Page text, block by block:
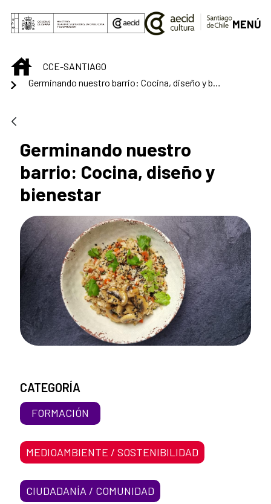
Saltar al contenido principal
MENÚ
INICIOCCE-SANTIAGO
Germinando nuestro
barrio: Cocina, diseño y
bienestar
CATEGORÍA
FORMACIÓN
MEDIOAMBIENTE / SOSTENIBILIDAD
CIUDADANÍA / COMUNIDAD